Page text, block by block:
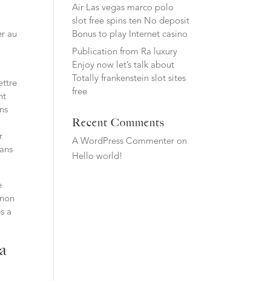
au
a
Air Las vegas marco polo
slot free spins ten No deposit
Bonus to play Internet casino
Publication from Ra luxury
Enjoy now let’s talk about
Totally frankenstein slot sites
free
Recent Comments
A WordPress Commenter on
Hello world!